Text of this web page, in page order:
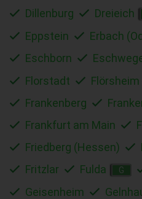
Dillenburg
Dreieich
Eppstein
Erbach
Eschborn
Florstadt
Frankenberg
Frankfurt am Main
Friedberg (Hessen)
Fritzlar
Fulda G
Geisenheim